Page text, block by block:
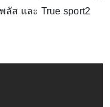
ลัส และ True sport2